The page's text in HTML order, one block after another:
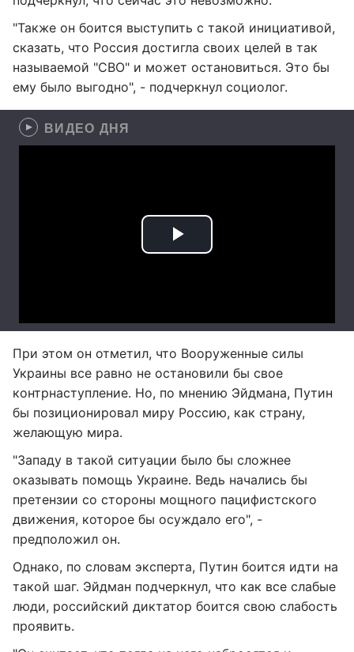
"Также он боится выступить с такой инициативой,
сказать, что Россия достигла своих целей в так
называемой "СВО" и может остановиться. Это бы
ему было выгодно", - подчеркнул социолог.
ВИДЕО ДНЯ
При этом он отметил, что Вооруженные силы
Украины все равно не остановили бы свое
контрнаступление. Но, по мнению Эйдмана, Путин
бы позиционировал миру Россию, как страну,
желающую мира.
"Западу в такой ситуации было бы сложнее
оказывать помощь Украине. Ведь начались бы
претензии со стороны мощного пацифистского
движения, которое бы осуждало его", -
предположил он.
Однако, по словам эксперта, Путин боится идти на
такой шаг. Эйдман подчеркнул, что как все слабые
люди, российский диктатор боится свою слабость
проявить.